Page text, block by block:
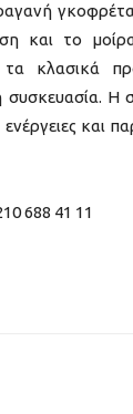
και το
κλασικά
συσκευασία. Η
και
688 41 11